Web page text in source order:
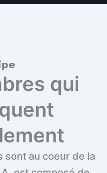
qui
au coeur de la